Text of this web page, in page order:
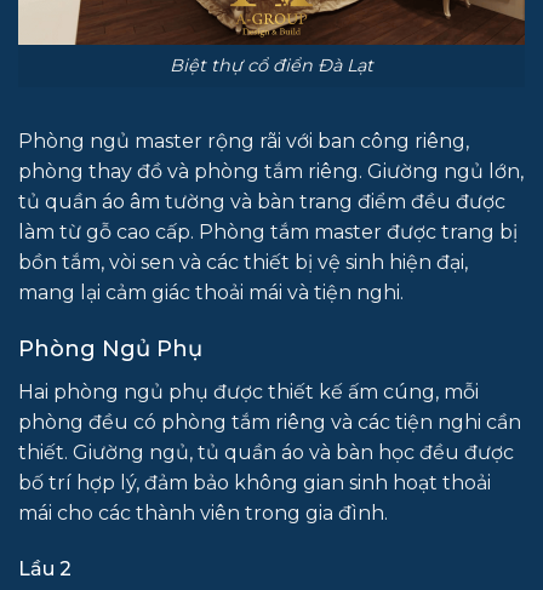
Biệt thự cổ điển Đà Lạt
Phòng ngủ master rộng rãi với ban công riêng,
phòng thay đồ và phòng tắm riêng. Giường ngủ lớn,
tủ quần áo âm tường và bàn trang điểm đều được
làm từ gỗ cao cấp. Phòng tắm master được trang bị
bồn tắm, vòi sen và các thiết bị vệ sinh hiện đại,
mang lại cảm giác thoải mái và tiện nghi.
Phòng Ngủ Phụ
Hai phòng ngủ phụ được thiết kế ấm cúng, mỗi
phòng đều có phòng tắm riêng và các tiện nghi cần
thiết. Giường ngủ, tủ quần áo và bàn học đều được
bố trí hợp lý, đảm bảo không gian sinh hoạt thoải
mái cho các thành viên trong gia đình.
Lầu 2